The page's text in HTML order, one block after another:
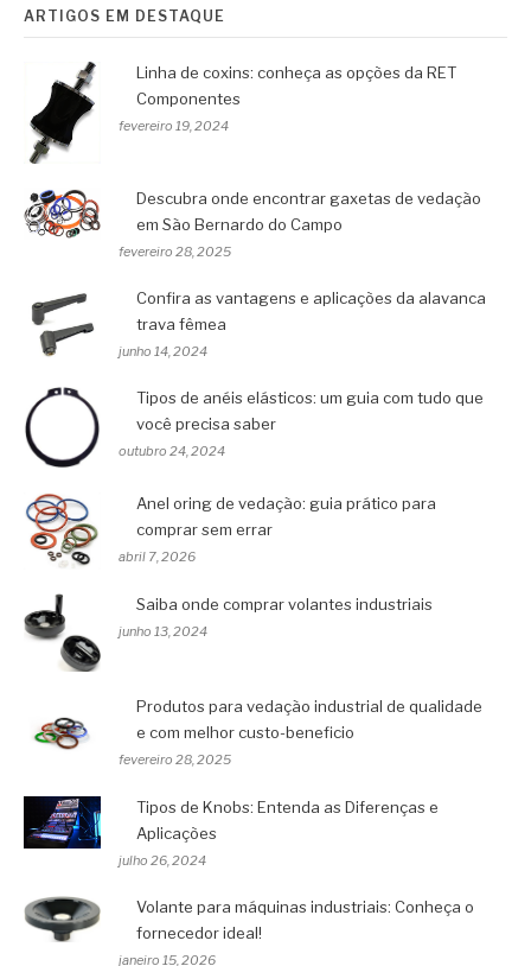
ARTIGOS EM DESTAQUE
Linha de coxins: conheça as opções da RET
Componentes
fevereiro 19, 2024
Descubra onde encontrar gaxetas de vedação
em São Bernardo do Campo
fevereiro 28, 2025
Confira as vantagens e aplicações da alavanca
trava fêmea
junho 14, 2024
Tipos de anéis elásticos: um guia com tudo que
você precisa saber
outubro 24, 2024
Anel oring de vedação: guia prático para
comprar sem errar
abril 7, 2026
Saiba onde comprar volantes industriais
junho 13, 2024
Produtos para vedação industrial de qualidade
e com melhor custo-beneficio
fevereiro 28, 2025
Tipos de Knobs: Entenda as Diferenças e
Aplicações
julho 26, 2024
Volante para máquinas industriais: Conheça o
fornecedor ideal!
janeiro 15, 2026